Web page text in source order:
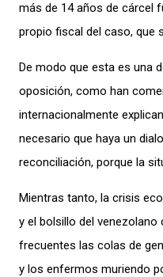
más de 14 años de cárcel
propio fiscal del caso, que
De modo que esta es una
oposición, como han
internacionalmente
necesario que haya un
reconciliación, porque la
Mientras tanto, la crisis
y el bolsillo del venezolano
frecuentes las colas de
y los enfermos muriendo